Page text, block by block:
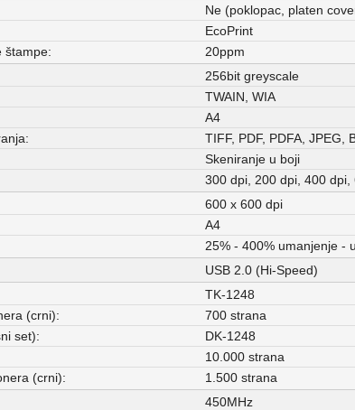
Ne (poklopac, platen
EcoPrint
štampe:
20ppm
256bit greyscale
TWAIN, WIA
A4
TIFF, PDF, PDFA, JPEG,
Skeniranje u boji
300 dpi, 200 dpi, 400 dpi,
600 x 600 dpi
A4
25% - 400% umanjenje -
USB 2.0 (Hi-Speed)
TK-1248
(crni):
700 strana
set):
DK-1248
10.000 strana
(crni):
1.500 strana
450MHz